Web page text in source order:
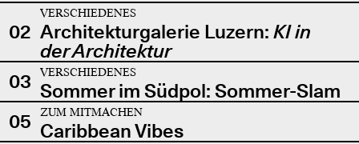
02
VERSCHIEDENES
Architekturgalerie Luzern: KI in
der Architektur
03
VERSCHIEDENES
Sommer im Südpol: Sommer-Slam
05
ZUM MITMACHEN
Caribbean Vibes